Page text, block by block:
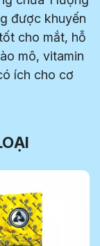
được khuyến
cho mắt, hỗ
mô, vitamin
ích cho cơ